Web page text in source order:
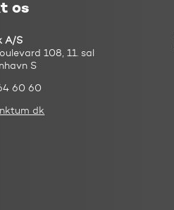
os
A/S
108, 11. sal
S
60 60
dk